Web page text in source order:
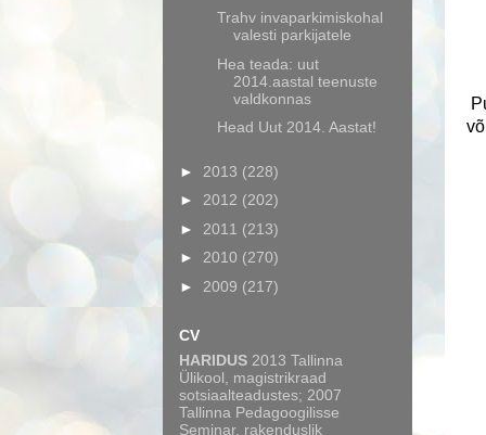
Trahv invaparkimiskohal
valesti parkijatele
Hea teada: uut
2014.aastal teenuste
valdkonnas
Head Uut 2014. Aastat!
► 2013 (228)
► 2012 (202)
► 2011 (213)
► 2010 (270)
► 2009 (217)
CV
HARIDUS 2013 Tallinna
Ülikool, magistrikraad
sotsiaalteadustes; 2007
Tallinna Pedagoogilisse
Seminar, rakenduslik